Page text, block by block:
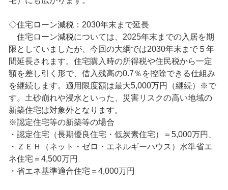
◇住宅ローン減税：2030年末まで延長
住宅ローン減税については、2025年末までの入居を期
限としていましたが、今回の大綱では2030年末まで５年
間延長されます。住宅購入時の所得税や住民税から一定
額を差し引く形で、借入残高の0.7％を控除できる仕組み
を継続します。適用限度額は最大5,000万円（継続）※で
す。土砂崩れや浸水といった、災害リスクの高い地域の
新築住宅は対象外となります。
※認定住宅等の新築等の場合
・認定住宅（長期優良住宅・低炭素住宅）＝5,000万円、
・ＺＥＨ（ネット・ゼロ・エネルギーハウス）水準省エ
ネ住宅＝4,500万円
・省エネ基準適合住宅＝4,000万円